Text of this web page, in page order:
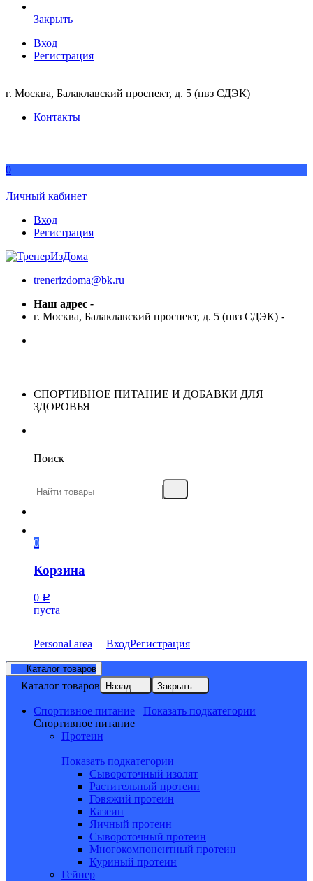
Закрыть
Вход
Регистрация
г. Москва, Балаклавский проспект, д. 5 (пвз СДЭК)
Контакты
0
Личный кабинет
Вход
Регистрация
trenerizdoma@bk.ru
Наш адрес -
г. Москва, Балаклавский проспект, д. 5 (пвз СДЭК) -
СПОРТИВНОЕ ПИТАНИЕ И ДОБАВКИ ДЛЯ
ЗДОРОВЬЯ
Поиск
0
Корзина
0 Р
пуста
Personal area ВходРегистрация
Каталог товаров
Каталог товаров Назад Закрыть
Спортивное питание
Показать подкатегории
Спортивное питание
Протеин
Показать подкатегории
Сывороточный изолят
Растительный протеин
Говяжий протеин
Казеин
Яичный протеин
Сывороточный протеин
Многокомпонентный протеин
Куриный протеин
Гейнер